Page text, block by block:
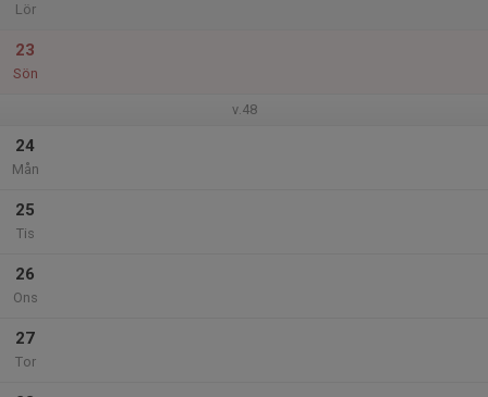
Lör
23
Sön
v.48
24
Mån
25
Tis
26
Ons
27
Tor